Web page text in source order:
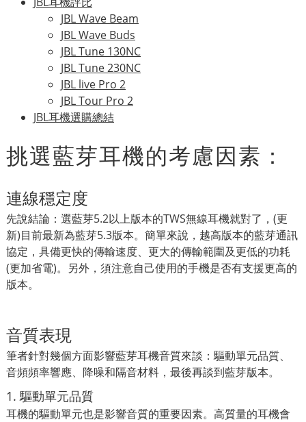
JBL Wave Beam
JBL Wave Buds
JBL Tune 130NC
JBL Tune 230NC
JBL live Pro 2
JBL Tour Pro 2
JBL耳機選購總結
挑選藍芽耳機的考慮因素：
連線穩定度
先說結論：選藍芽5.2以上版本的TWS無線耳機就對了，(更
新)目前最新為藍芽5.3版本。簡單來說，越高版本的藍芽通訊
協定，具備更快的傳輸速度、更大的傳輸範圍及更低的功耗
(更加省電)。另外，須注意自己使用的手機是否有支援更高的
版本。
音質表現
筆者針對幾個方面影響藍芽耳機音質來談：驅動單元品質、
音頻頻率響應、降噪和隔音材料，最後再談到藍芽版本。
1. 驅動單元品質
耳機的驅動單元也是影響音質的重要因素。高質量的耳機會